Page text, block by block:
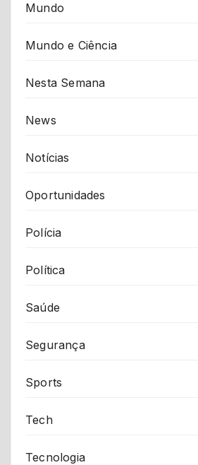
Mundo
Mundo e Ciência
Nesta Semana
News
Notícias
Oportunidades
Polícia
Política
Saúde
Segurança
Sports
Tech
Tecnologia